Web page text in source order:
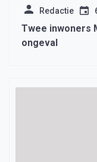
Redactie
Twee inwoners
ongeval